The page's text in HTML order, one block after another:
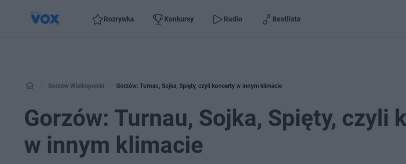
Rozrywka Konkursy Radio Bestlista
Gorzów Wielkopolski Gorzów: Turnau, Sojka, Spięty, czyli koncerty w innym klimacie
Gorzów: Turnau, Sojka, Spięty, czyli
w innym klimacie